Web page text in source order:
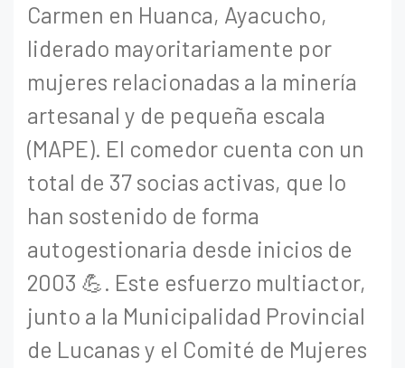
Carmen en Huanca, Ayacucho,
liderado mayoritariamente por
mujeres relacionadas a la minería
artesanal y de pequeña escala
(MAPE). El comedor cuenta con un
total de 37 socias activas, que lo
han sostenido de forma
autogestionaria desde inicios de
2003 💪. Este esfuerzo multiactor,
junto a la Municipalidad Provincial
de Lucanas y el Comité de Mujeres